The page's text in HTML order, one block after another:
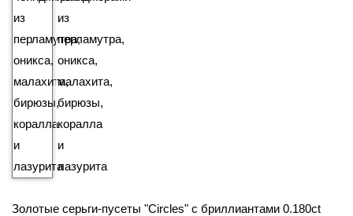
Золотые серьги-пусеты "Circles" с бриллиантами 0.180ct
129 990